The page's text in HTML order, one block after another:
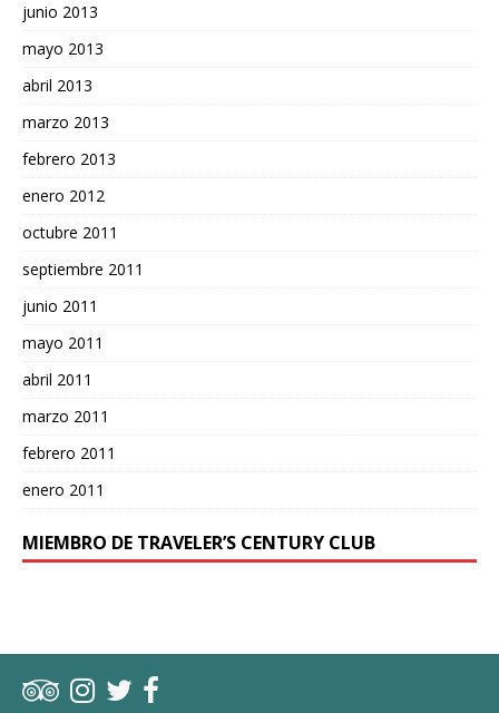
junio 2013
mayo 2013
abril 2013
marzo 2013
febrero 2013
enero 2012
octubre 2011
septiembre 2011
junio 2011
mayo 2011
abril 2011
marzo 2011
febrero 2011
enero 2011
MIEMBRO DE TRAVELER’S CENTURY CLUB